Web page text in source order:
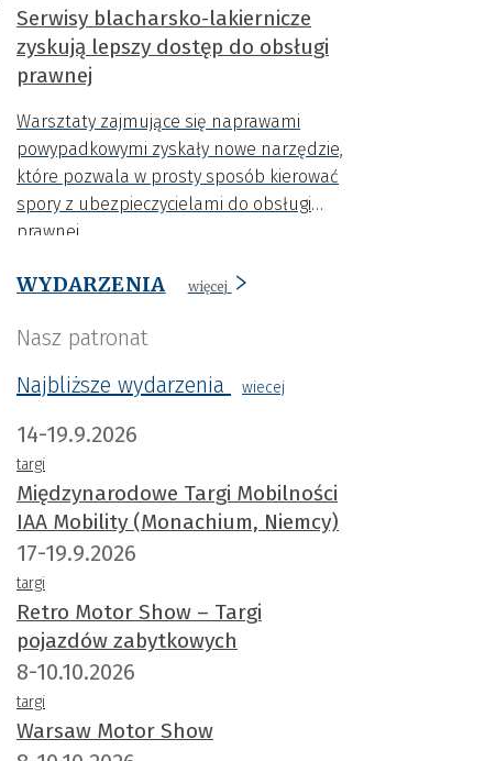
Serwisy blacharsko-lakiernicze
zyskują lepszy dostęp do obsługi
prawnej
Warsztaty zajmujące się naprawami
powypadkowymi zyskały nowe narzędzie,
które pozwala w prosty sposób kierować
spory z ubezpieczycielami do obsługi
prawnej.
WYDARZENIA więcej
Nasz patronat
Najbliższe wydarzenia
wiecej
14-19.9.2026
targi
Międzynarodowe Targi Mobilności
IAA Mobility (Monachium, Niemcy)
17-19.9.2026
targi
Retro Motor Show – Targi
pojazdów zabytkowych
8-10.10.2026
targi
Warsaw Motor Show